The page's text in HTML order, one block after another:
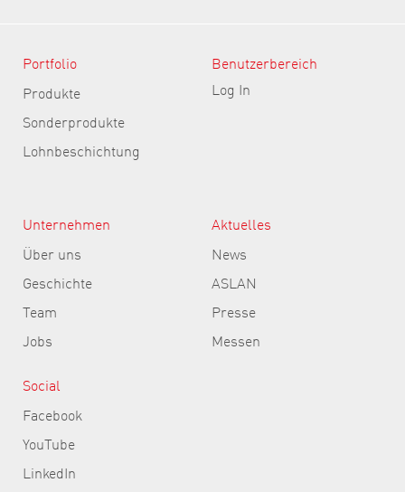
Portfolio
Produkte
Sonderprodukte
Lohnbeschichtung
Benutzerbereich
Log In
Unternehmen
Über uns
Geschichte
Team
Jobs
Aktuelles
News
ASLAN
Presse
Messen
Social
Facebook
YouTube
LinkedIn